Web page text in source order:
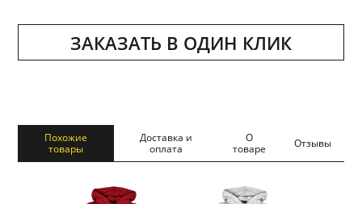
ЗАКАЗАТЬ В ОДИН КЛИК
Похожие
товары
Доставка и
оплата
О
товаре
Отзывы